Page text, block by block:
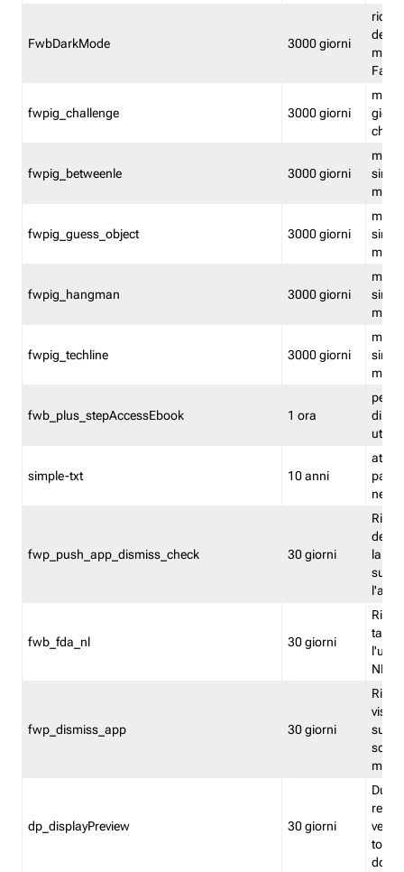
FwbDarkMode 3000 giorni
fwpig_challenge 3000 giorni
fwpig_betweenle 3000 giorni
fwpig_guess_object 3000 giorni
fwpig_hangman 3000 giorni
fwpig_techline 3000 giorni
fwb_plus_stepAccessEbook 1 ora
di un
simple-txt 10 anni
attiva
fwp_push_app_dismiss_check 30 giorni
la
fwb_fda_nl 30 giorni
NL
fwp_dismiss_app 30 giorni
visto
dp_displayPreview 30 giorni
torna
dopo